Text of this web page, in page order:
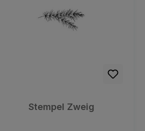
Stempel Zweig